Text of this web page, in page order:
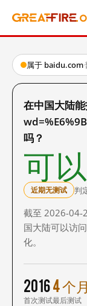
属于 baidu.com·
在中国大陆
吗？
可以
近期无测试 判
截至 2026-04-
国大陆可以访
化。
2016
首次测试
4 个
最后测试